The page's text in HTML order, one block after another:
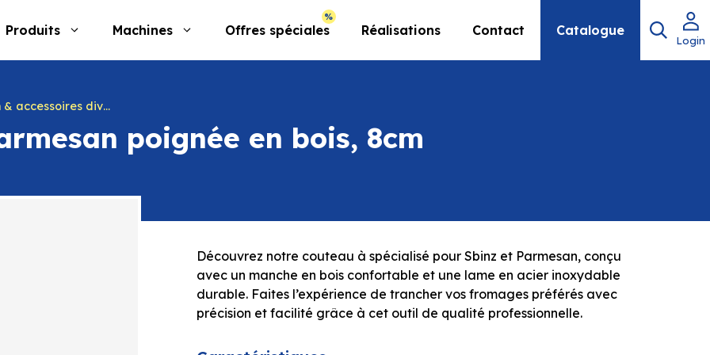
Produits Machines Offres spéciales Réalisations Contact Catalogue
Login
accessoires divers
poignée en bois, 8cm
Découvrez notre couteau à spécialisé pour Sbinz et Parmesan, conçu
avec un manche en bois confortable et une lame en acier inoxydable
durable. Faites l’expérience de trancher vos fromages préférés avec
précision et facilité grâce à cet outil de qualité professionnelle.